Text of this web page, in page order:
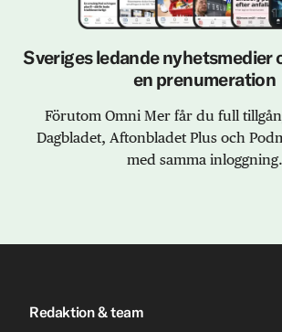
Sveriges ledande nyhetsmedier
en prenumeration
Förutom Omni Mer får du full
Dagbladet, Aftonbladet Plus och
med samma inloggning.
Redaktion & team